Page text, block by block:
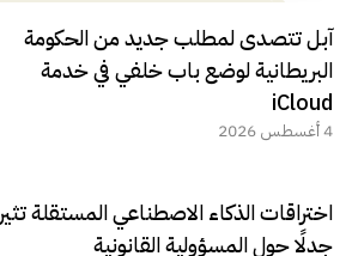
مراجعة شاملة لعملاق الألعاب
الجديد REDMAGIC 11 AIR
آبل تتصدى لمطلب جديد من الحكومة
البريطانية لوضع باب خلفي في خدمة
iCloud
4 أغسطس 2026
اختراقات الذكاء الاصطناعي المستقلة تثير
جدلًا حول المسؤولية القانونية